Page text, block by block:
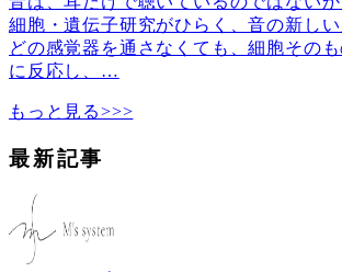
細胞・遺伝子研究がひらく、音の新し
どの感覚器を通さなくても、細胞その
に反応し、 …
もっと見る>>>
最新記事